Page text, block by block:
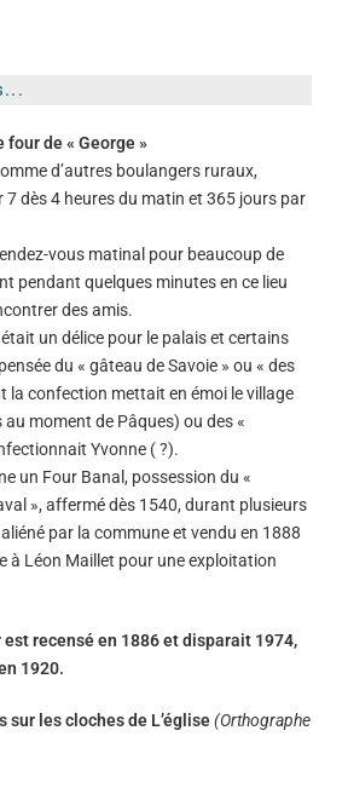
de « George »
d’autres boulangers ruraux,
dès 4 heures du matin et 365 jours par
vous matinal pour beaucoup de
pendant quelques minutes en ce lieu
des amis.
était un délice pour le palais et certains
du « gâteau de Savoie » ou « des
la confection mettait en émoi le village
moment de Pâques) ou des «
Yvonne ( ?).
un Four Banal, possession du «
», affermé dès 1540, durant plusieurs
par la commune et vendu en 1888
à Léon Maillet pour une exploitation
recensé en 1886 et disparait 1974,
1920.
sur les cloches de L’église(Orthographe